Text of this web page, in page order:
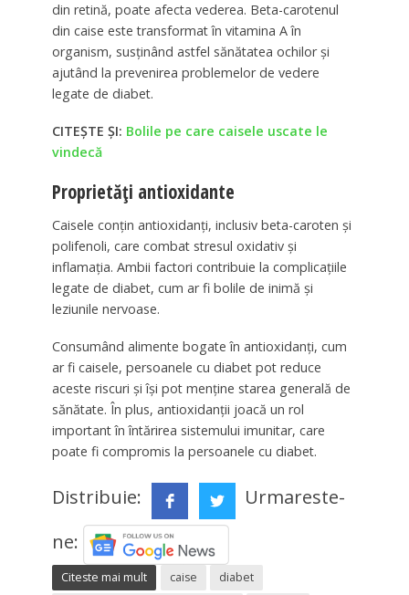
din retină, poate afecta vederea. Beta-carotenul
din caise este transformat în vitamina A în
organism, susținând astfel sănătatea ochilor și
ajutând la prevenirea problemelor de vedere
legate de diabet.
CITEȘTE ȘI: Bolile pe care caisele uscate le
vindecă
Proprietăți antioxidante
Caisele conțin antioxidanți, inclusiv beta-caroten și
polifenoli, care combat stresul oxidativ și
inflamația. Ambii factori contribuie la complicațiile
legate de diabet, cum ar fi bolile de inimă și
leziunile nervoase.
Consumând alimente bogate în antioxidanți, cum
ar fi caisele, persoanele cu diabet pot reduce
aceste riscuri și își pot menține starea generală de
sănătate. În plus, antioxidanții joacă un rol
important în întărirea sistemului imunitar, care
poate fi compromis la persoanele cu diabet.
Distribuie:
Urmareste-
ne:
Citeste mai mult caise
diabet